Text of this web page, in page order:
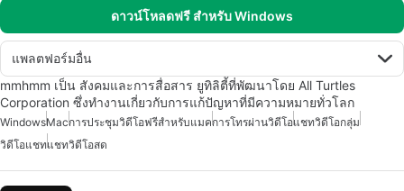
ดาวน์โหลดฟรี สำหรับ Windows
แพลตฟอร์มอื่น
mmhmm เป็น สังคมและการสื่อสาร ยูทิลิตี้ที่พัฒนาโดย All Turtles
Corporation ซึ่งทำงานเกี่ยวกับการแก้ปัญหาที่มีความหมายทั่วโลก
WindowsMacการประชุมวิดีโอฟรีสำหรับแมคการโทรผ่านวิดีโอแชทวิดีโอกลุ่ม
วิดีโอแชทแชทวิดีโอสด